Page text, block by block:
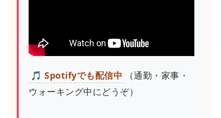
🎵 Spotifyでも配信中
（通勤・家事・
ウォーキング中にどうぞ）